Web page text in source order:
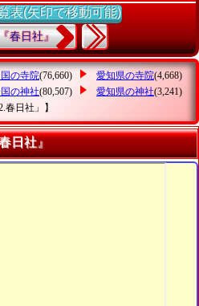
表(矢印で移動可能)
春日社』
の寺院(76,660) 愛知県の寺院(4,668)
の神社(80,507) 愛知県の神社(3,241)
2.春日社」 】
日社』